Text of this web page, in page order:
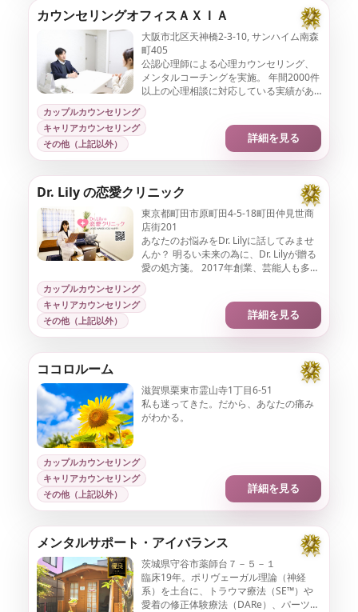
カウンセリングオフィスＡＸＩＡ
大阪市北区天神橋2-3-10, サンハイム南森
町405
公認心理師による心理カウンセリング、
メンタルコーチングを実施。 年間2000件
以上の心理相談に対応している実績があ
ります。 企業としても「大阪市を代表す
る企業100選」に選出されています。
カップルカウンセリング
キャリアカウンセリング
その他（上記以外）
詳細を見る
Dr. Lily の恋愛クリニック
東京都町田市原町田4-5-18町田仲見世商
店街201
あなたのお悩みをDr. Lilyに話してみませ
んか？ 明るい未来の為に、Dr. Lilyが贈る
愛の処方箋。 2017年創業、芸能人も多数
来店、町田仲見世商店街のカウンセリン
グルームです。
カップルカウンセリング
キャリアカウンセリング
その他（上記以外）
詳細を見る
ココロルーム
滋賀県栗東市霊山寺1丁目6-51
私も迷ってきた。だから、あなたの痛み
がわかる。
カップルカウンセリング
キャリアカウンセリング
その他（上記以外）
詳細を見る
メンタルサポート・アイバランス
茨城県守谷市薬師台７－５－１
臨床19年。ポリヴェーガル理論（神経
系）を土台に、トラウマ療法（SE™）や
愛着の修正体験療法（DARe）、パーツ心